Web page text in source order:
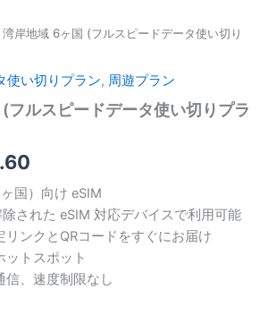
岸地域 6ヶ国 (フルスピードデータ使い切り
使い切りプラン, 周遊プラン
フルスピードデータ使い切りプラ
格
帯:
$2.99
–
国）向け eSIM
された eSIM 対応デバイスで利用可能
リンクとQRコードをすぐにお届け
ットスポット
信、速度制限なし